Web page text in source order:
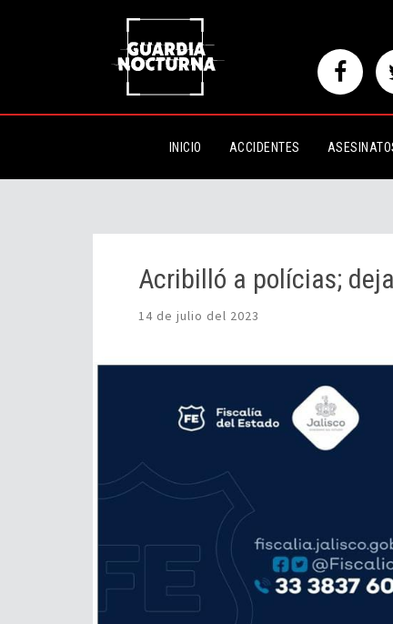
INICIO ACCIDENTES
Acribilló a polícias; dejando
Acribilló a polícias;
14 de julio del 2023